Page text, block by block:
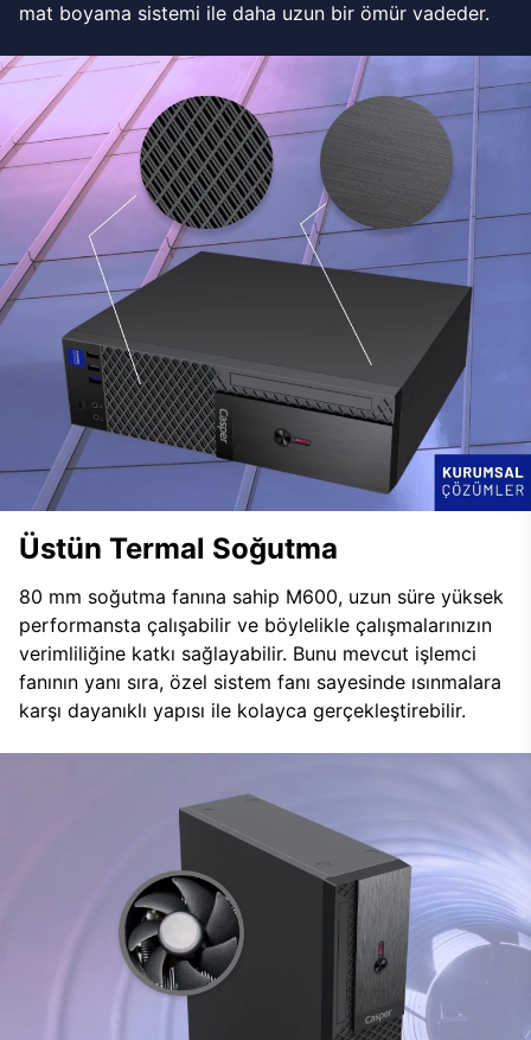
mat boyama sistemi ile daha uzun bir ömür vadeder.
Üstün Termal Soğutma
80 mm soğutma fanına sahip M600, uzun süre yüksek
performansta çalışabilir ve böylelikle çalışmalarınızın
verimliliğine katkı sağlayabilir. Bunu mevcut işlemci
fanının yanı sıra, özel sistem fanı sayesinde ısınmalara
karşı dayanıklı yapısı ile kolayca gerçekleştirebilir.